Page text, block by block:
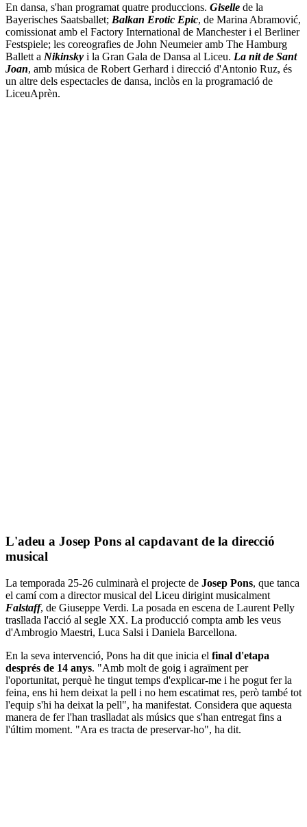
En dansa, s'han programat quatre produccions. Giselle de la
Bayerisches Saatsballet; Balkan Erotic Epic, de Marina Abramović,
comissionat amb el Factory International de Manchester i el Berliner
Festspiele; les coreografies de John Neumeier amb The Hamburg
Ballett a Nikinsky i la Gran Gala de Dansa al Liceu. La nit de Sant
Joan, amb música de Robert Gerhard i direcció d'Antonio Ruz, és
un altre dels espectacles de dansa, inclòs en la programació de
LiceuAprèn.
L'adeu a Josep Pons al capdavant de la direcció
musical
La temporada 25-26 culminarà el projecte de Josep Pons, que tanca
el camí com a director musical del Liceu dirigint musicalment
Falstaff, de Giuseppe Verdi. La posada en escena de Laurent Pelly
trasllada l'acció al segle XX. La producció compta amb les veus
d'Ambrogio Maestri, Luca Salsi i Daniela Barcellona.
En la seva intervenció, Pons ha dit que inicia el final d'etapa
després de 14 anys. "Amb molt de goig i agraïment per
l'oportunitat, perquè he tingut temps d'explicar-me i he pogut fer la
feina, ens hi hem deixat la pell i no hem escatimat res, però també tot
l'equip s'hi ha deixat la pell", ha manifestat. Considera que aquesta
manera de fer l'han traslladat als músics que s'han entregat fins a
l'últim moment. "Ara es tracta de preservar-ho", ha dit.